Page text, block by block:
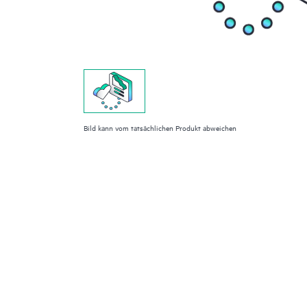
Bild kann vom tatsächlichen Produkt abweichen